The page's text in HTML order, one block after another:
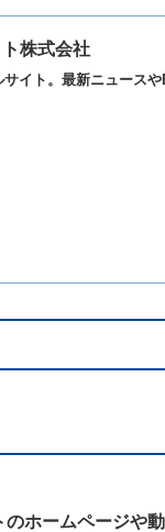
株式会社
イト。最新ニュース
ホームページや